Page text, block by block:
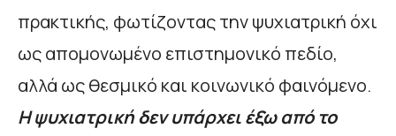
πρακτικής, φωτίζοντας την ψυχιατρική όχι
ως απομονωμένο επιστημονικό πεδίο,
αλλά ως θεσμικό και κοινωνικό φαινόμενο.
Η ψυχιατρική δεν υπάρχει έξω από το